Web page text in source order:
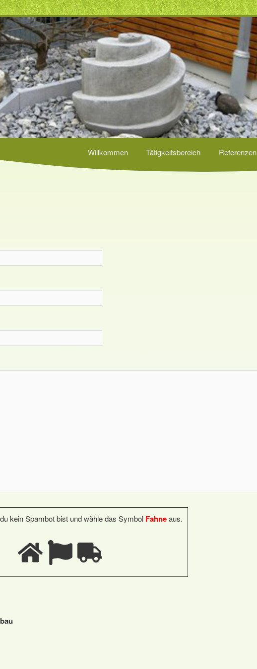
Willkommen
Tätigkeitsbereich Referenzen
kein Spambot bist und wähle das Symbol Fahneaus.